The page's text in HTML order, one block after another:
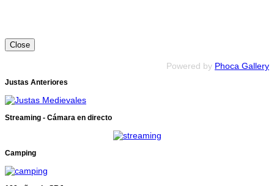
Close
Powered by Phoca Gallery
Justas Anteriores
Streaming - Cámara en directo
Camping